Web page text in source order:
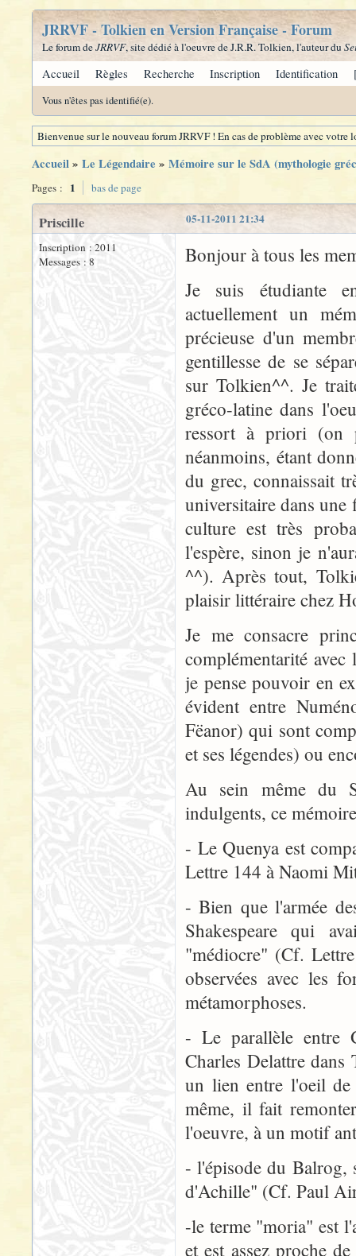
JRRVF - Tolkien en Version Française - Forum
Le forum deJRRVF, site dédié à l'oeuvre de J.R.R. Tolkien, l'auteur du
Accueil Règles Recherche Inscription Identification
Vous n'êtes pas identifié(e).
Bienvenue sur le nouveau forum JRRVF ! En cas de problème avec
Accueil» Le Légendaire » Mémoire sur le SdA (mythologie
Pages : 1 bas de page
05-11-2011 21:34
Priscille
Inscription : 2011
Messages : 8
Bonjour à tous les
Je suis étudiante
actuellement un
précieuse d'un
gentillesse de se
sur Tolkien^^. Je
gréco-latine dans
ressort à priori (on
néanmoins, étant
du grec, connaissait
universitaire dans
culture est très
l'espère, sinon je
^^). Après tout,
plaisir littéraire chez
Je me consacre
complémentarité
je pense pouvoir en
évident entre
Fëanor) qui sont
et ses légendes) ou
Au sein même du
indulgents, ce
- Le Quenya est
Lettre 144 à Naomi
- Bien que l'armée
Shakespeare qui
"médiocre" (Cf.
observées avec les
métamorphoses.
- Le parallèle entre
Charles Delattre dans
un lien entre l'oeil de
même, il fait
l'oeuvre, à un motif
- l'épisode du Balrog,
d'Achille" (Cf. Paul
-le terme "moria" est
et est assez proche